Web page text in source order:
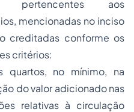
pertencentes aos
mencionadas no inciso
creditadas conforme os
critérios:
no mínimo, na
do valor adicionado nas
relativas à circulação